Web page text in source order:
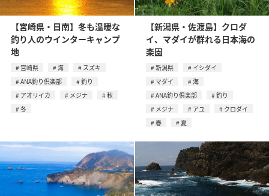
【宮崎県・日南】冬も温暖な
釣り人のウインターキャンプ
地
宮崎県 海
スズキ
ANA釣り倶楽部
釣り
アオリイカ
メジナ
秋
冬
【新潟県・佐渡島】クロダ
イ、マダイが群れる日本海の
楽園
新潟県
イシダイ
マダイ
海
ANA釣り倶楽部
釣り
メジナ
アユ
クロダイ
春
夏